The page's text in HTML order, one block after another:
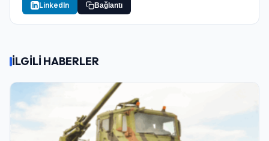
LinkedIn Bağlantı
İLGİLİ HABERLER
Şifre
Beni Hatırla
Giriş Yap